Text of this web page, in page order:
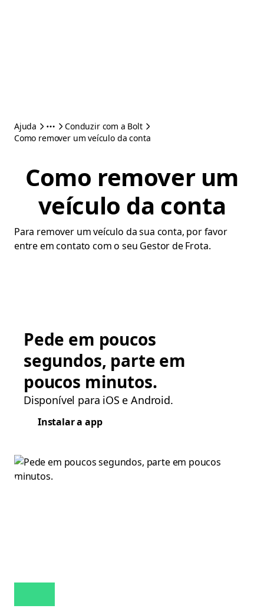
Ajuda
Conduzir com a Bolt
Como remover um veículo da conta
Como remover um
veículo da conta
Para remover um veículo da sua conta, por favor
entre em contato com o seu Gestor de Frota.
Pede em poucos
segundos, parte em
poucos minutos.
Disponível para iOS e Android.
Instalar a app